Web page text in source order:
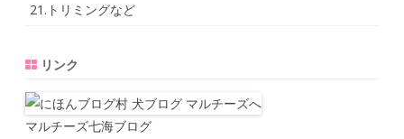
21.トリミングなど
リンク
マルチーズ七海ブログ